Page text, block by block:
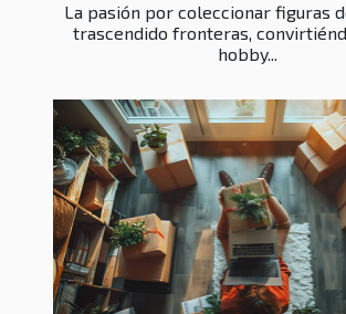
La pasión por coleccionar figuras
trascendido fronteras,
hobby...